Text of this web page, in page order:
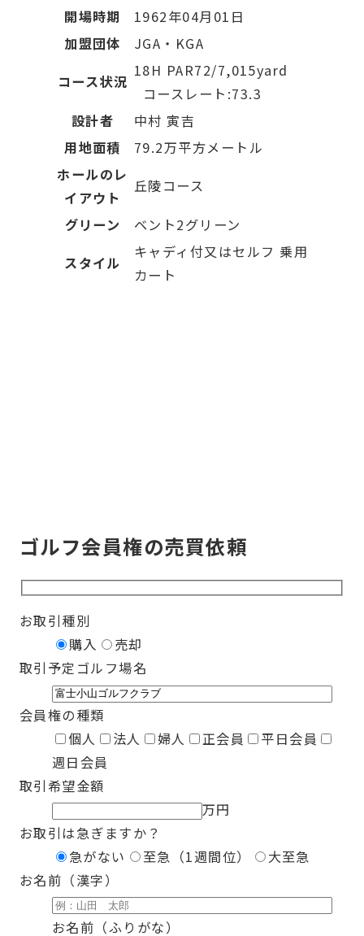
開場時期
1962年04月01日
加盟団体
JGA・KGA
コース状況
18H PAR72/7,015yard
コースレート:73.3
設計者
中村 寅吉
用地面積
79.2万平方メートル
ホールのレ
イアウト
丘陵コース
グリーン
ベント2グリーン
スタイル
キャディ付又はセルフ 乗用
カート
ゴルフ会員権の売買依頼
お取引種別
購入
売却
取引予定ゴルフ場名
会員権の種類
個人
法人 婦人 正会員
平日会員
週日会員
取引希望金額
万円
お取引は急ぎますか？
急がない
至急（1週間位）
大至急
お名前（漢字）
お名前（ふりがな）